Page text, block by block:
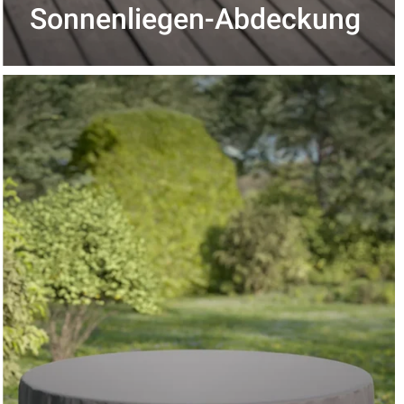
Sonnenliegen-Abdeckung